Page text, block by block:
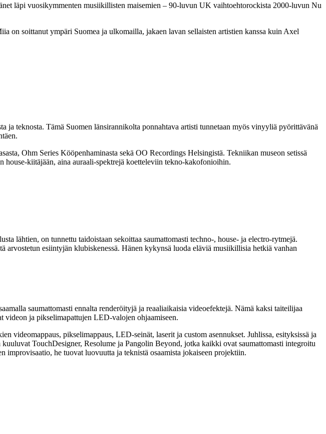
läpi vuosikymmenten musiikillisten maisemien – 90-luvun UK vaihtoehtorockista 2000-luvun Nu
on soittanut ympäri Suomea ja ulkomailla, jakaen lavan sellaisten artistien kanssa kuin Axel
teknosta. Tämä Suomen länsirannikolta ponnahtava artisti tunnetaan myös vinyyliä pyörittävänä
Ohm Series Kööpenhaminasta sekä OO Recordings Helsingistä. Tekniikan museon setissä
house-kiitäjään, aina auraali-spektrejä koetteleviin tekno-kakofonioihin.
lähtien, on tunnettu taidoistaan sekoittaa saumattomasti techno-, house- ja electro-rytmejä.
esiintyjän klubiskenessä. Hänen kykynsä luoda eläviä musiikillisia hetkiä vanhan
saumattomasti ennalta renderöityjä ja reaaliaikaisia videoefektejä. Nämä kaksi taiteilijaa
videon ja pikselimapattujen LED-valojen ohjaamiseen.
videomappaus, pikselimappaus, LED-seinät, laserit ja custom asennukset. Juhlissa, esityksissä ja
TouchDesigner, Resolume ja Pangolin Beyond, jotka kaikki ovat saumattomasti integroitu
improvisaatio, he tuovat luovuutta ja teknistä osaamista jokaiseen projektiin.